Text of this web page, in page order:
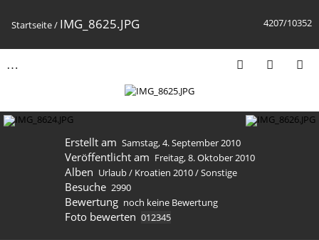
4207/10352
Startseite/ IMG_8625.JPG
Erstellt am Samstag, 4. September 2010
Veröffentlicht am Freitag, 8. Oktober 2010
Alben Urlaub/ Kroatien 2010/Sonstige
Besuche 2990
Bewertung noch keine Bewertung
Foto bewerten